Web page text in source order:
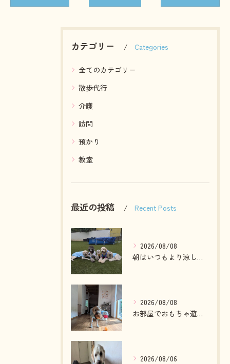
カテゴリー Categories
全てのカテゴリー
散歩代行
介護
訪問
預かり
教室
最近の投稿 Recent Posts
2026/08/08
朝はいつもより涼しかったのでお散歩も行けました😄
2026/08/08
お部屋でおもちゃ遊びしている2ぴき🩷
2026/08/06